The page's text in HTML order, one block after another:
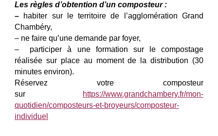
Les règles d’obtention d’un composteur :
–
habiter sur le territoire de l’agglomération Grand
Chambéry,
– ne faire qu’une demande par foyer,
– participer à une formation sur le compostage
réalisée sur place au moment de la distribution (30
minutes environ).
Réservez votre composteur
sur
https://www.grandchambery.fr/mon-
quotidien/composteurs-et-broyeurs/composteur-
individuel